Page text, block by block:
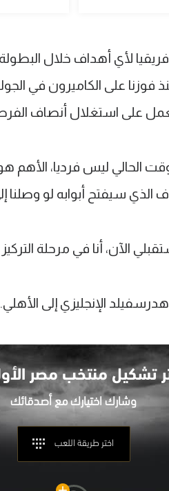
لأي أهداف خلال
سجلنا 6 أهداف. منذ فوزنا على
على استغلال أنصاف
ليس فرديا، الأهم هو
الذي سيفتح أبوابه لو وصلنا
الآن، أنا في مرحلة
الإنجليزي إلى الأهلي.
تشكيلمنتخب مصر
اختر طريقة اللعب